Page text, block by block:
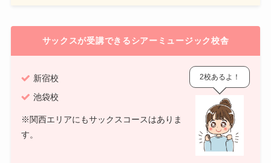
サックスが受講できるシアーミュージック校舎
新宿校
池袋校
※関西エリアにもサックスコースはありま
す。
2校あるよ！